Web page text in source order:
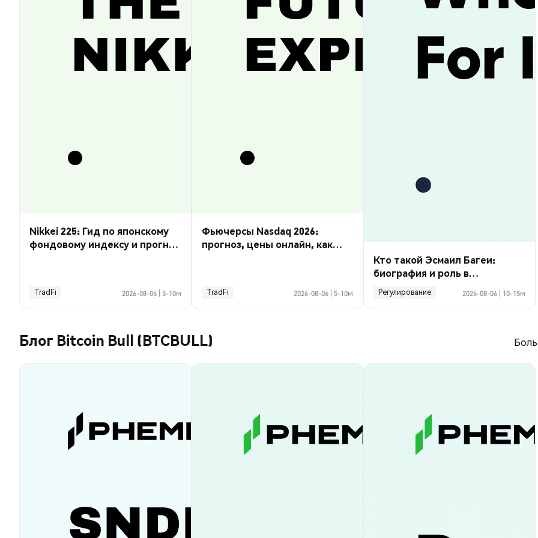
Nikkei 225: Гид по японскому
фондовому индексу и прогноз
TradFi 2026-08-06 5-10м
Фьючерсы Nasdaq 2026:
прогноз, цены онлайн, как
TradFi 2026-08-06 5-10м
Кто такой Эсмаил Багеи:
биография и роль в
криптосделке по Ормузу
Регулирование 2026-08-06 10-15м
Блог Bitcoin Bull (BTCBULL)